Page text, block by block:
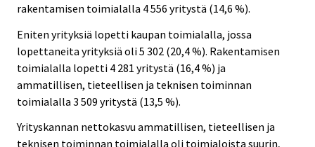
rakentamisen toimialalla 4 556 yritystä (14,6 %).
Eniten yrityksiä lopetti kaupan toimialalla, jossa
lopettaneita yrityksiä oli 5 302 (20,4 %). Rakentamisen
toimialalla lopetti 4 281 yritystä (16,4 %) ja
ammatillisen, tieteellisen ja teknisen toiminnan
toimialalla 3 509 yritystä (13,5 %).
Yrityskannan nettokasvu ammatillisen, tieteellisen ja
teknisen toiminnan toimialalla oli toimialoista suurin,